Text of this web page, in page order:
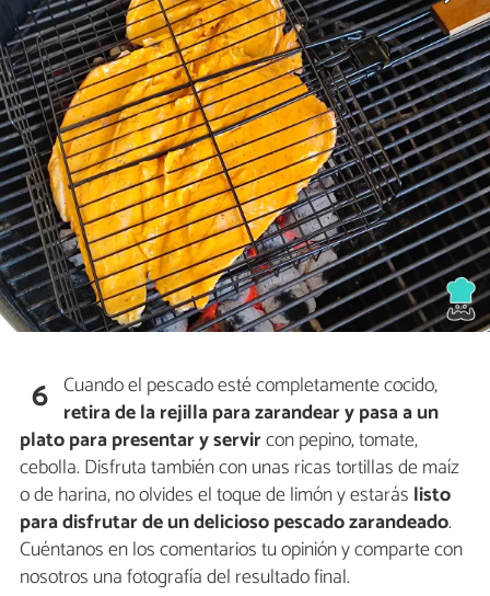
6 Cuando el pescado esté completamente cocido,
retira de la rejilla para zarandear y pasa a un
plato para presentar y servircon pepino, tomate,
cebolla. Disfruta también con unas ricas tortillas de maíz
o de harina, no olvides el toque de limón y estarás listo
para disfrutar de un delicioso pescado zarandeado.
Cuéntanos en los comentarios tu opinión y comparte con
nosotros una fotografía del resultado final.